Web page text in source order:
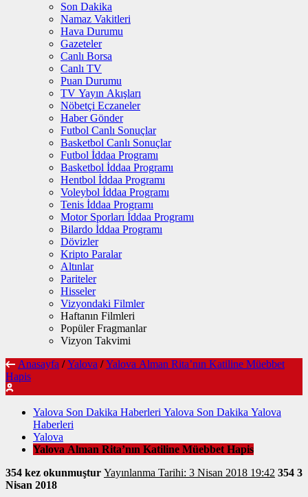
Son Dakika
Namaz Vakitleri
Hava Durumu
Gazeteler
Canlı Borsa
Canlı TV
Puan Durumu
TV Yayın Akışları
Nöbetçi Eczaneler
Haber Gönder
Futbol Canlı Sonuçlar
Basketbol Canlı Sonuçlar
Futbol İddaa Programı
Basketbol İddaa Programı
Hentbol İddaa Programı
Voleybol İddaa Programı
Tenis İddaa Programı
Motor Sporları İddaa Programı
Bilardo İddaa Programı
Dövizler
Kripto Paralar
Altınlar
Pariteler
Hisseler
Vizyondaki Filmler
Haftanın Filmleri
Popüler Fragmanlar
Vizyon Takvimi
Anasayfa / Yalova / Yalova Alman Rita’nın Katiline Müebbet
Hapis
Yalova Son Dakika Haberleri Yalova Son Dakika Yalova
Haberleri
Yalova
Yalova Alman Rita’nın Katiline Müebbet Hapis
354 kez okunmuştur
Yayınlanma Tarihi: 3 Nisan 2018 19:42 354 3
Nisan 2018